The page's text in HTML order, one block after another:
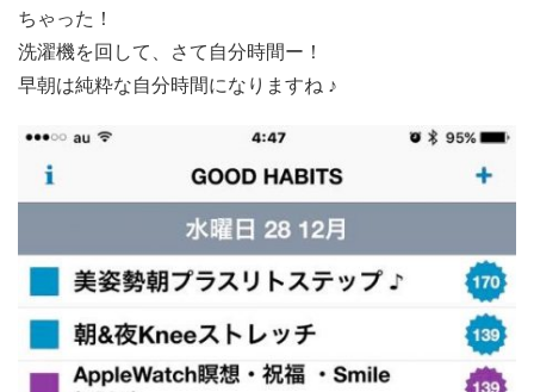
ちゃった！
洗濯機を回して、さて自分時間ー！
早朝は純粋な自分時間になりますね ♪